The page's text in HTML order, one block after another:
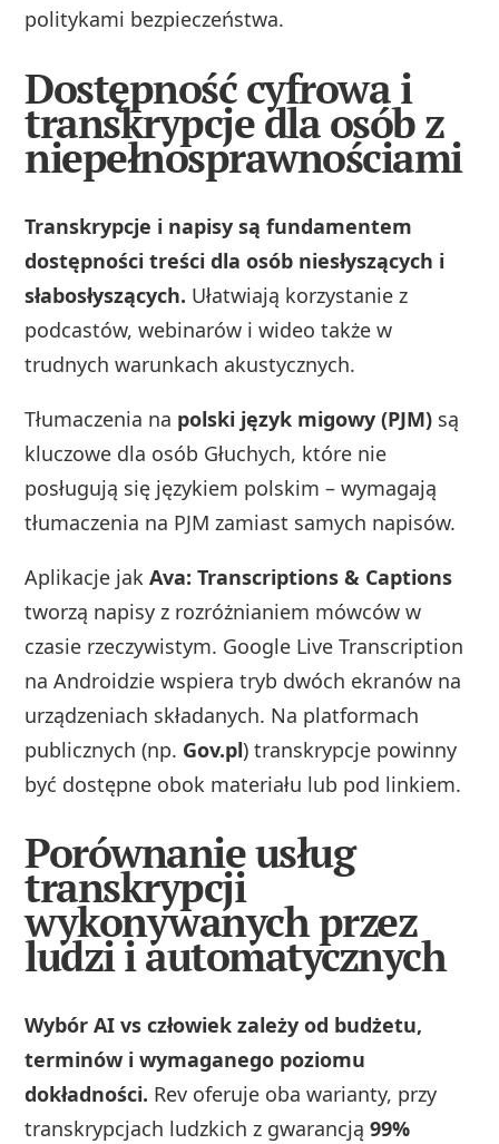
politykami bezpieczeństwa.
Dostępność cyfrowa i
transkrypcje dla osób z
niepełnosprawnościami
Transkrypcje i napisy są fundamentem
dostępności treści dla osób niesłyszących i
słabosłyszących. Ułatwiają korzystanie z
podcastów, webinarów i wideo także w
trudnych warunkach akustycznych.
Tłumaczenia na polski język migowy (PJM) są
kluczowe dla osób Głuchych, które nie
posługują się językiem polskim – wymagają
tłumaczenia na PJM zamiast samych napisów.
Aplikacje jakAva: Transcriptions & Captions
tworzą napisy z rozróżnianiem mówców w
czasie rzeczywistym. Google Live Transcription
na Androidzie wspiera tryb dwóch ekranów na
urządzeniach składanych. Na platformach
publicznych (np. Gov.pl) transkrypcje powinny
być dostępne obok materiału lub pod linkiem.
Porównanie usług
transkrypcji
wykonywanych przez
ludzi i automatycznych
Wybór AI vs człowiek zależy od budżetu,
terminów i wymaganego poziomu
dokładności. Rev oferuje oba warianty, przy
transkrypcjach ludzkich z gwarancją99%